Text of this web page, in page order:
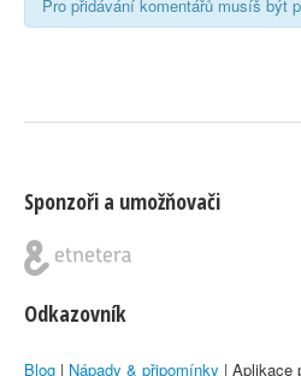
Pro přidávání komentářů musíš být
Sponzoři a umožňovači
Odkazovník
Blog | Nápady & připomínky | Aplikace